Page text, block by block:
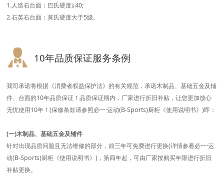
1.人造石台面：巴氏硬度≧40;
2.石英石台面：莫氏硬度大于5级。
10年品质保证服务条例
我司承诺将根据《消费者权益保护法》的有关规范，承诺木制品、基础五金及辅
件、台面的10年品质保证！品质保证期内，厂家进行折旧补贴，让您更加放心
无忧使用10年！(保修条款请参照必一·运动(B-Sports)厨柜《使用说明书》)即：
(一)木制品、基础五金及辅件
针对出现品质问题且无法维修的部分，前三年可免费进行更换(详情参看必一·运
动(B-Sports)厨柜《使用说明书》)，第四年起，可由厂家按购买年限进行折旧
补贴更换。